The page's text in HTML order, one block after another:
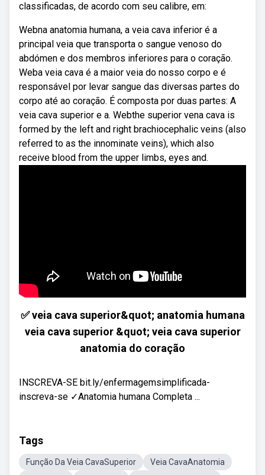
classificadas, de acordo com seu calibre, em:
Webna anatomia humana, a veia cava inferior é a
principal veia que transporta o sangue venoso do
abdómen e dos membros inferiores para o coração.
Weba veia cava é a maior veia do nosso corpo e é
responsável por levar sangue das diversas partes do
corpo até ao coração. É composta por duas partes: A
veia cava superior e a. Webthe superior vena cava is
formed by the left and right brachiocephalic veins (also
referred to as the innominate veins), which also
receive blood from the upper limbs, eyes and.
✅ veia cava superior&quot; anatomia humana
veia cava superior &quot; veia cava superior
anatomia do coração
INSCREVA-SE bit.ly/enfermagemsimplificada-
inscreva-se ✓Anatomia humana Completa ...
Tags
Função Da Veia CavaSuperior
Veia CavaAnatomia